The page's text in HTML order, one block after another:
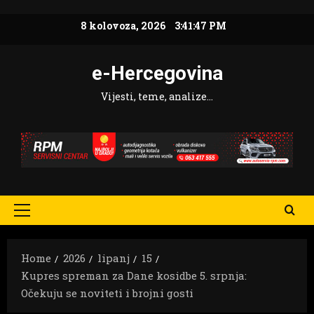
8 kolovoza, 2026 3:41:48 PM
e-Hercegovina
Vijesti, teme, analize…
Primary
Home
2026 lipanj
15
Kupres spreman za Dane kosidbe 5. srpnja:
Očekuju se noviteti i brojni gosti